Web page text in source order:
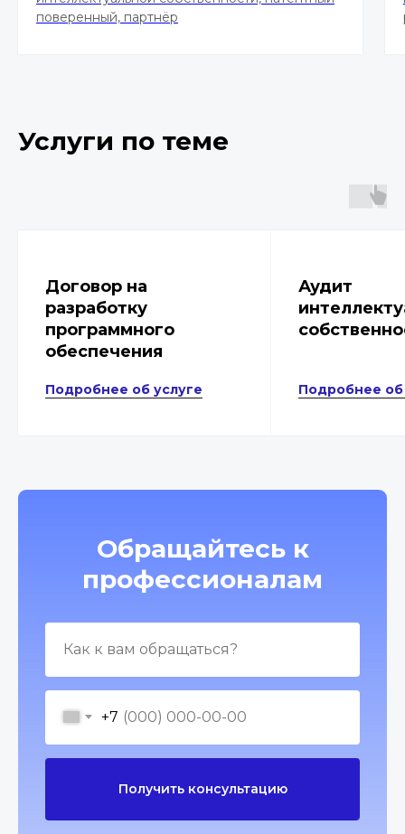
поверенный, партнёр
Услуги по теме
Договор на
разработку
программного
обеспечения
Подробнее об услуге
Аудит
Подробнее об
Обращайтесь к
профессионалам
+7
Получить консультацию